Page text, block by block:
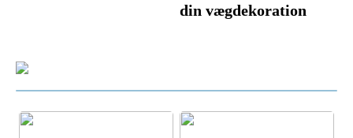
din vægdekoration